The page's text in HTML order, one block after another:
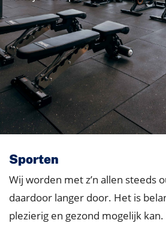
Sporten
Wij worden met z’n allen steeds
daardoor langer door. Het is
plezierig en gezond mogelijk